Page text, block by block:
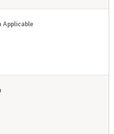
Applicable